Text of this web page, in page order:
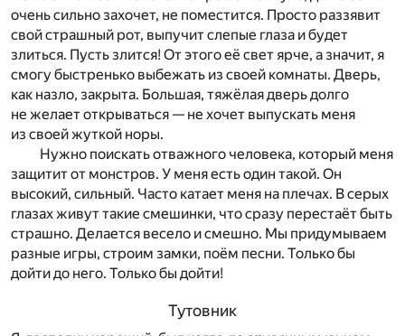
очень сильно захочет, не поместится. Просто раззявит
свой страшный рот, выпучит слепые глаза и будет
злиться. Пусть злится! От этого её свет ярче, а значит, я
смогу быстренько выбежать из своей комнаты. Дверь,
как назло, закрыта. Большая, тяжёлая дверь долго
не желает открываться — не хочет выпускать меня
из своей жуткой норы.
Нужно поискать отважного человека, который меня
защитит от монстров. У меня есть один такой. Он
высокий, сильный. Часто катает меня на плечах. В серых
глазах живут такие смешинки, что сразу перестаёт быть
страшно. Делается весело и смешно. Мы придумываем
разные игры, строим замки, поём песни. Только бы
дойти до него. Только бы дойти!
Тутовник